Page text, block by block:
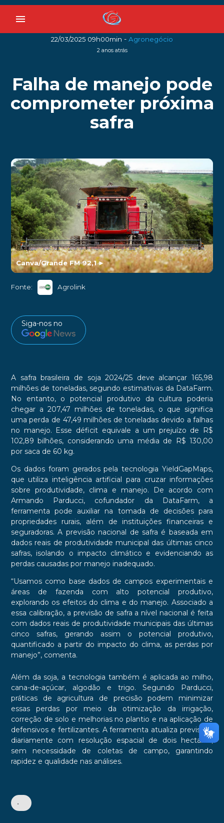
menu
22/03/2025 09h00min - Agronegócio
2 anos atrás
Falha de manejo pode
comprometer próxima
safra
Canva/Grande FM 92,1►
Fonte: Agrolink
Siga-nos no
A safra brasileira de soja 2024/25 deve alcançar 165,98
milhões de toneladas, segundo estimativas da DataFarm.
No entanto, o potencial produtivo da cultura poderia
chegar a 207,47 milhões de toneladas, o que significa
uma perda de 47,49 milhões de toneladas devido a falhas
no manejo. Esse déficit equivale a um prejuízo de R$
102,89 bilhões, considerando uma média de R$ 130,00
por saca de 60 kg.
Os dados foram gerados pela tecnologia YieldGapMaps,
que utiliza inteligência artificial para cruzar informações
sobre produtividade, clima e manejo. De acordo com
Armando Parducci, cofundador da DataFarm, a
ferramenta pode auxiliar na tomada de decisões para
propriedades rurais, além de instituições financeiras e
seguradoras. A previsão nacional de safra é baseada em
dados reais de produtividade municipal das últimas cinco
safras, isolando o impacto climático e evidenciando as
perdas causadas por manejo inadequado.
“Usamos como base dados de campos experimentais e
áreas de fazenda com alto potencial produtivo,
explorando os efeitos do clima e do manejo. Associado a
essa calibração, a previsão de safra a nível nacional é feita
com dados reais de produtividade municipais das últimas
cinco safras, gerando assim o potencial produtivo,
quantificado a partir do impacto do clima, as perdas por
manejo”, comenta.
Além da soja, a tecnologia também é aplicada ao milho,
cana-de-açúcar, algodão e trigo. Segundo Parducci,
práticas de agricultura de precisão podem minimizar
essas perdas por meio da otimização da irrigação,
correção de solo e melhorias no plantio e na aplicação de
defensivos e fertilizantes. A ferramenta atualiza previsões
diariamente com resolução espacial de dois hectares,
sem necessidade de coletas de campo, garantindo
rapidez e qualidade nas análises.
•